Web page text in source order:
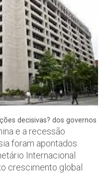
decisivas? dos governos
e a recessão
foram apontados
Internacional
crescimento global